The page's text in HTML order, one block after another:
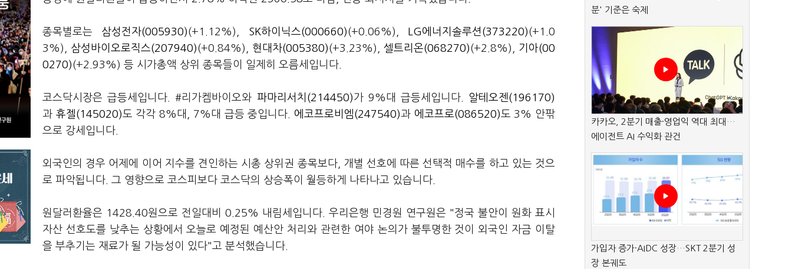
종목별로는 삼성전자(005930)(+1.12%), SK하이닉스(000660)(+0.06%), LG에너지솔루션(373220)(+1.0
3%), 삼성바이오로직스(207940)(+0.84%), 현대차(005380)(+3.23%), 셀트리온(068270)(+2.8%), 기아(00
0270)(+2.93%) 등 시가총액 상위 종목들이 일제히 오름세입니다.
코스닥시장은 급등세입니다. #리가켐바이오와 파마리서치(214450)가 9%대 급등세입니다. 알테오젠(196170)
과 휴젤(145020)도 각각 8%대, 7%대 급등 중입니다. 에코프로비엠(247540)과 에코프로(086520)도 3% 안팎
으로 강세입니다.
외국인의 경우 어제에 이어 지수를 견인하는 시총 상위권 종목보다, 개별 선호에 따른 선택적 매수를 하고 있는 것으
로 파악됩니다. 그 영향으로 코스피보다 코스닥의 상승폭이 월등하게 나타나고 있습니다.
원달러환율은 1428.40원으로 전일대비 0.25% 내림세입니다. 우리은행 민경원 연구원은 "정국 불안이 원화 표시
자산 선호도를 낮추는 상황에서 오늘로 예정된 예산안 처리와 관련한 여야 논의가 불투명한 것이 외국인 자금 이탈
을 부추기는 재료가 될 가능성이 있다"고 분석했습니다.
분' 기준은 숙제
카카오, 2분기 매출·영업익 역대 최대…
에이전트 AI 수익화 관건
가입자 증가·AIDC 성장…SKT 2분기 성
장 본궤도